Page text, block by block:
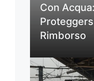
Con
Rimborso